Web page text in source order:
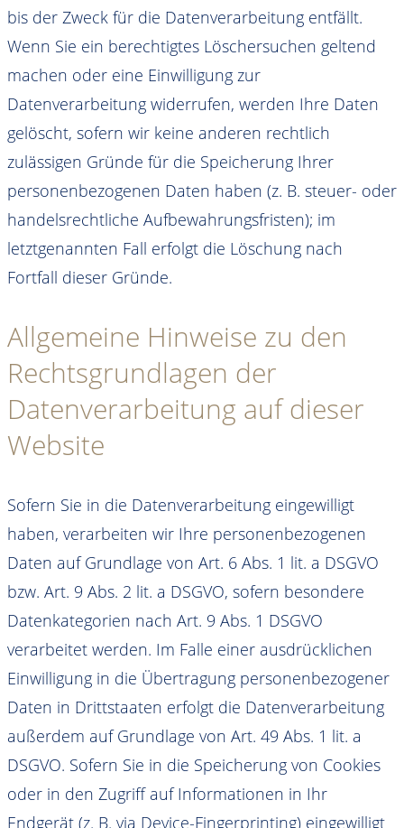
bis der Zweck für die Datenverarbeitung entfällt.
Wenn Sie ein berechtigtes Löschersuchen geltend
machen oder eine Einwilligung zur
Datenverarbeitung widerrufen, werden Ihre Daten
gelöscht, sofern wir keine anderen rechtlich
zulässigen Gründe für die Speicherung Ihrer
personenbezogenen Daten haben (z. B. steuer- oder
handelsrechtliche Aufbewahrungsfristen); im
letztgenannten Fall erfolgt die Löschung nach
Fortfall dieser Gründe.
Allgemeine Hinweise zu den
Rechtsgrundlagen der
Datenverarbeitung auf dieser
Website
Sofern Sie in die Datenverarbeitung eingewilligt
haben, verarbeiten wir Ihre personenbezogenen
Daten auf Grundlage von Art. 6 Abs. 1 lit. a DSGVO
bzw. Art. 9 Abs. 2 lit. a DSGVO, sofern besondere
Datenkategorien nach Art. 9 Abs. 1 DSGVO
verarbeitet werden. Im Falle einer ausdrücklichen
Einwilligung in die Übertragung personenbezogener
Daten in Drittstaaten erfolgt die Datenverarbeitung
außerdem auf Grundlage von Art. 49 Abs. 1 lit. a
DSGVO. Sofern Sie in die Speicherung von Cookies
oder in den Zugriff auf Informationen in Ihr
Endgerät (z. B. via Device-Fingerprinting) eingewilligt